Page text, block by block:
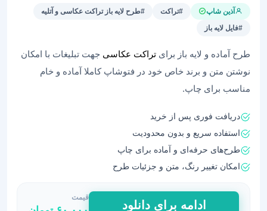
آذین شاپ #تراکت
#طرح لایه باز تراکت عکاسی و آتلیه
#فایل لایه باز
طرح آماده و لایه باز برای تراکت عکاسی جهت تبلیغات با امکان
نوشتن متن و برند خاص خود در فتوشاپ کاملا آماده و خام
مناسب برای چاپ.
دریافت فوری پس از خرید
استفاده سریع و بدون محدودیت
طرح‌های حرفه‌ای و آماده برای چاپ
امکان تغییر رنگ، متن و جزئیات طرح
تراکت
ادامه برای دانلود
قیمت